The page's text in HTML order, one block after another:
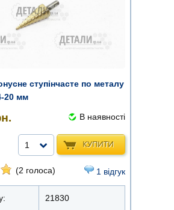
ступінчасте по металу
20 мм
В наявності
КУПИТИ
1
(2 голоса) 1 відгук
21830